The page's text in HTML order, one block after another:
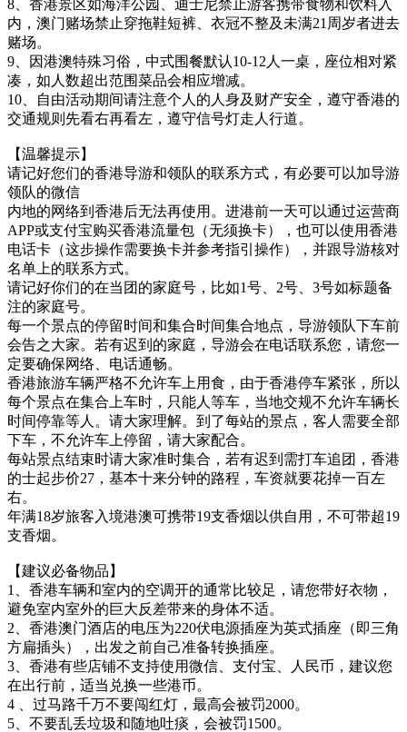
8、香港景区如海洋公园、迪士尼禁止游客携带食物和饮料入
内，澳门赌场禁止穿拖鞋短裤、衣冠不整及未满21周岁者进去
赌场。
9、因港澳特殊习俗，中式围餐默认10-12人一桌，座位相对紧
凑，如人数超出范围菜品会相应增减。
10、自由活动期间请注意个人的人身及财产安全，遵守香港的
交通规则先看右再看左，遵守信号灯走人行道。
【温馨提示】
请记好您们的香港导游和领队的联系方式，有必要可以加导游
领队的微信
内地的网络到香港后无法再使用。进港前一天可以通过运营商
APP或支付宝购买香港流量包（无须换卡），也可以使用香港
电话卡（这步操作需要换卡并参考指引操作），并跟导游核对
名单上的联系方式。
请记好你们的在当团的家庭号，比如1号、2号、3号如标题备
注的家庭号。
每一个景点的停留时间和集合时间集合地点，导游领队下车前
会告之大家。若有迟到的家庭，导游会在电话联系您，请您一
定要确保网络、电话通畅。
香港旅游车辆严格不允许车上用食，由于香港停车紧张，所以
每个景点在集合上车时，只能人等车，当地交规不允许车辆长
时间停靠等人。请大家理解。到了每站的景点，客人需要全部
下车，不允许车上停留，请大家配合。
每站景点结束时请大家准时集合，若有迟到需打车追团，香港
的士起步价27，基本十来分钟的路程，车资就要花掉一百左
右。
年满18岁旅客入境港澳可携带19支香烟以供自用，不可带超19
支香烟。
【建议必备物品】
1、香港车辆和室内的空调开的通常比较足，请您带好衣物，
避免室内室外的巨大反差带来的身体不适。
2、香港澳门酒店的电压为220伏电源插座为英式插座（即三角
方扁插头），出发之前自己准备转换插座。
3、香港有些店铺不支持使用微信、支付宝、人民币，建议您
在出行前，适当兑换一些港币。
4 、过马路千万不要闯红灯，最高会被罚2000。
5、不要乱丢垃圾和随地吐痰，会被罚1500。